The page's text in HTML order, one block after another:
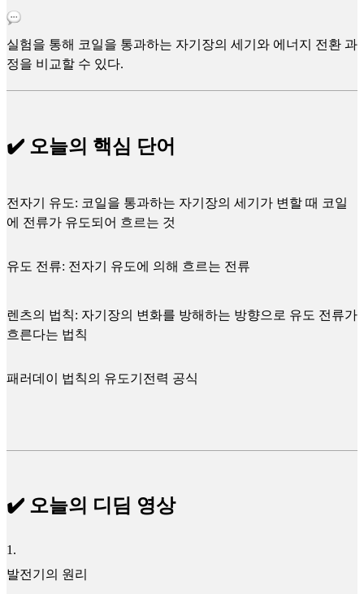
실험을 통해 코일을 통과하는 자기장의 세기와 에너지 전환 과
정을 비교할 수 있다.
✔️ 오늘의 핵심 단어
전자기 유도: 코일을 통과하는 자기장의 세기가 변할 때 코일
에 전류가 유도되어 흐르는 것
유도 전류: 전자기 유도에 의해 흐르는 전류
렌츠의 법칙: 자기장의 변화를 방해하는 방향으로 유도 전류가
흐른다는 법칙
패러데이 법칙의 유도기전력 공식
✔️ 오늘의 디딤 영상
1 .
발전기의 원리